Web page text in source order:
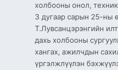
холбооны онол,
3 дугаар сарын 25-ны
Т.Лувсанцэрэнгийн
дахь холбооны
хангах, ажилчдын
үргэлжлүүлэн